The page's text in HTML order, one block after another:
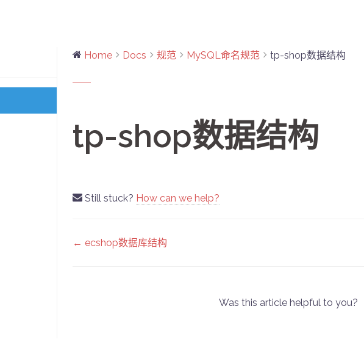
Home Docs 规范 MySQL命名规范 tp-shop数据结构
tp-shop数据结构
Still stuck? How can we help?
Doc
← ecshop数据库结构
Was this article helpful to you?